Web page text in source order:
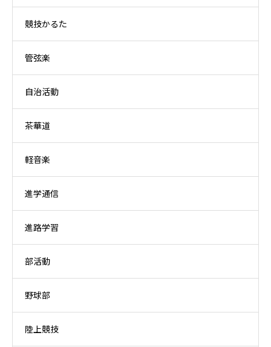
競技かるた
管弦楽
自治活動
茶華道
軽音楽
進学通信
進路学習
部活動
野球部
陸上競技